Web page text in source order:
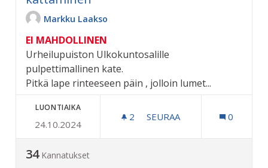
Markku Laakso
EI MAHDOLLINEN
Urheilupuiston Ulkokuntosalille
pulpettimallinen kate.
Pitkä lape rinteeseen päin , jolloin lumet...
LUONTIAIKA
24.10.2024
2 2 SEURAAJAA
SEURAA 0
34 Kannatukset